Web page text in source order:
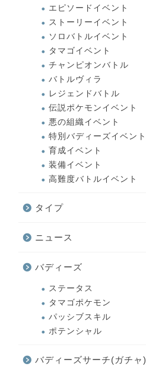
エピソードイベント
ストーリーイベント
ソロバトルイベント
タマゴイベント
チャンピオンバトル
バトルヴィラ
レジェンドバトル
伝説ポケモンイベント
悪の組織イベント
特別バディーズイベント
育成イベント
装備イベント
高難度バトルイベント
タイプ
ニュース
バディーズ
ステータス
タマゴポケモン
パッシブスキル
ポテンシャル
バディーズサーチ(ガチャ)